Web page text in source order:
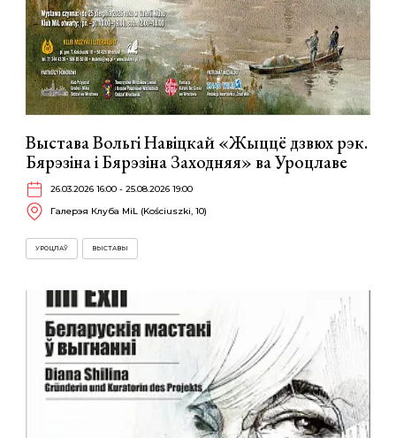
Выстава Вольгі Навіцкай «Жыццё дзвюх рэк.
Бярэзіна і Бярэзіна Заходняя» ва Уроцлаве
26.03.2026 16:00 - 25.08.2026 19:00
Галерэя Клуба MiL (Kościuszki, 10)
УРОЦЛАЎ ВЫСТАВЫ